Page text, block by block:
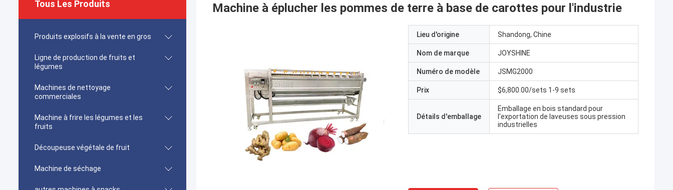
Tous Les Produits
Produits explosifs à la vente en gros
Ligne de production de fruits et
légumes
Machines de nettoyage
commerciales
Machine à frire les légumes et les
fruits
Découpeuse végétale de fruit
Machine de séchage
Machine à éplucher les pommes de terre à base de carottes pour l'industrie
Lieu d'origine Shandong, Chine
Nom de marque JOYSHINE
Numéro de modèle JSMG2000
Prix $6,800.00/sets 1-9 sets
Détails d'emballage
Emballage en bois standard pour
l'exportation de laveuses sous pression
industrielles